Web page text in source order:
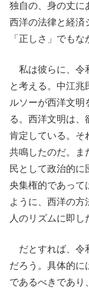
独自の、身の丈に
西洋の法律と経済
「正しさ」でもな
私は彼らに、令
と考える。中江兆
ルソーが西洋文明
る。西洋文明は、
肯定している。そ
共鳴したのだ。ま
民として政治的に
央集権的であって
ように、西洋の方
人のリズムに即し
だとすれば、令
だろう。具体的に
であるべきであり